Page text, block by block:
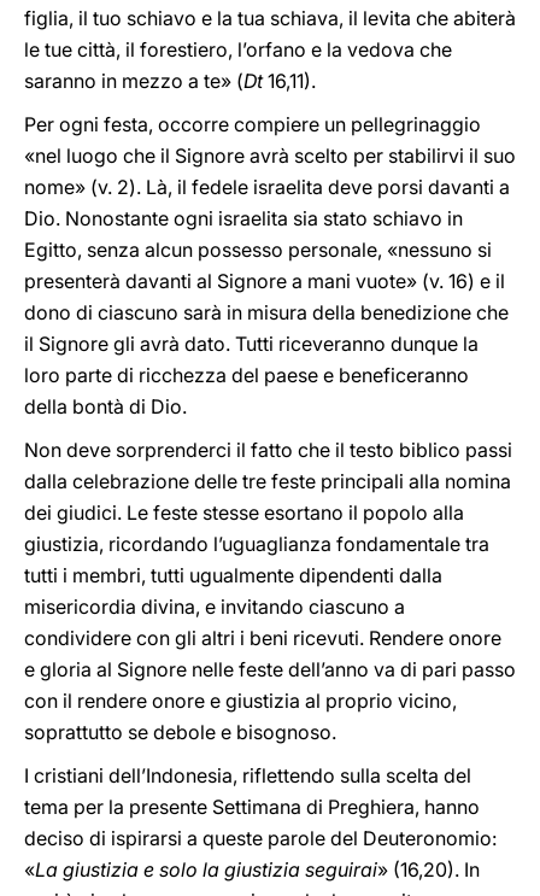
figlia, il tuo schiavo e la tua schiava, il levita che abiterà
le tue città, il forestiero, l’orfano e la vedova che
saranno in mezzo a te» (Dt16,11).
Per ogni festa, occorre compiere un pellegrinaggio
«nel luogo che il Signore avrà scelto per stabilirvi il suo
nome» (v. 2). Là, il fedele israelita deve porsi davanti a
Dio. Nonostante ogni israelita sia stato schiavo in
Egitto, senza alcun possesso personale, «nessuno si
presenterà davanti al Signore a mani vuote» (v. 16) e il
dono di ciascuno sarà in misura della benedizione che
il Signore gli avrà dato. Tutti riceveranno dunque la
loro parte di ricchezza del paese e beneficeranno
della bontà di Dio.
Non deve sorprenderci il fatto che il testo biblico passi
dalla celebrazione delle tre feste principali alla nomina
dei giudici. Le feste stesse esortano il popolo alla
giustizia, ricordando l’uguaglianza fondamentale tra
tutti i membri, tutti ugualmente dipendenti dalla
misericordia divina, e invitando ciascuno a
condividere con gli altri i beni ricevuti. Rendere onore
e gloria al Signore nelle feste dell’anno va di pari passo
con il rendere onore e giustizia al proprio vicino,
soprattutto se debole e bisognoso.
I cristiani dell’Indonesia, riflettendo sulla scelta del
tema per la presente Settimana di Preghiera, hanno
deciso di ispirarsi a queste parole del Deuteronomio:
«La giustizia e solo la giustizia seguirai» (16,20). In